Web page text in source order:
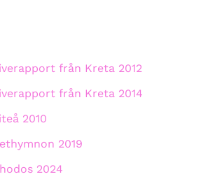
från Kreta 2012
från Kreta 2014
2010
2019
2024